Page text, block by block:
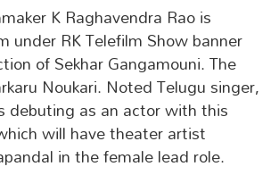
K Raghavendra Rao is
under RK Telefilm Show banner
of Sekhar Gangamouni. The
Noukari. Noted Telugu singer,
debuting as an actor with this
will have theater artist
in the female lead role.